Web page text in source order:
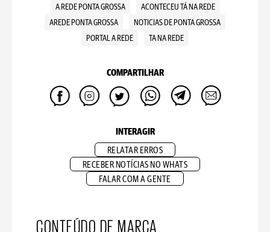
A REDE PONTA GROSSA
ACONTECEU TÁ NA REDE
AREDE PONTA GROSSA
NOTICIAS DE PONTA GROSSA
PORTAL A REDE
TA NA REDE
COMPARTILHAR
INTERAGIR
RELATAR ERROS
RECEBER NOTÍCIAS NO WHATS
FALAR COM A GENTE
CONTEÚDO DE MARCA